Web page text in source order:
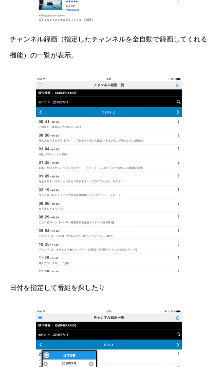
チャンネル録画（指定したチャンネルを全自動で録画してくれる
機能）の一覧が表示。
日付を指定して番組を探したり